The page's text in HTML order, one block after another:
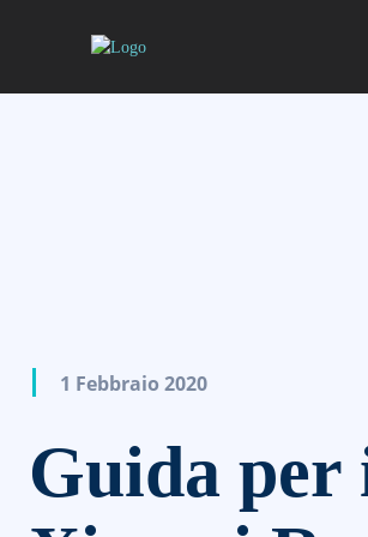
1 Febbraio 2020
Guida per